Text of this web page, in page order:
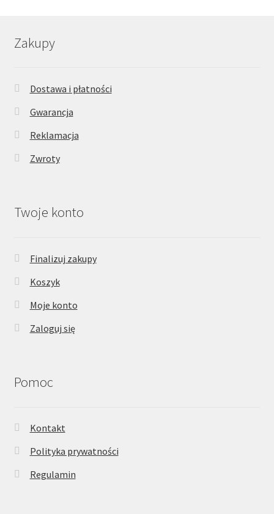
Zakupy
Dostawa i płatności
Gwarancja
Reklamacja
Zwroty
Twoje konto
Finalizuj zakupy
Koszyk
Moje konto
Zaloguj się
Pomoc
Kontakt
Polityka prywatności
Regulamin